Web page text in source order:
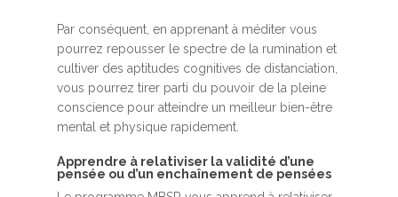
Par conséquent, en apprenant à méditer vous
pourrez repousser le spectre de la rumination et
cultiver des aptitudes cognitives de distanciation,
vous pourrez tirer parti du pouvoir de la pleine
conscience pour atteindre un meilleur bien-être
mental et physique rapidement.
Apprendre à relativiser la validité d’une
pensée ou d’un enchaînement de pensées